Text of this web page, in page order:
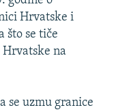
Hrvatske i
što se tiče
na
se uzmu granice